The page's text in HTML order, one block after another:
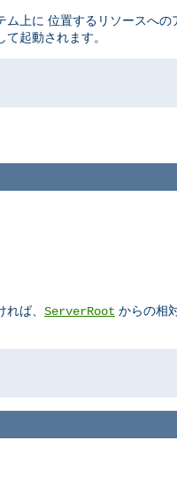
上に 位置するリソースへの
起動されます。
ば、 ServerRoot からの相